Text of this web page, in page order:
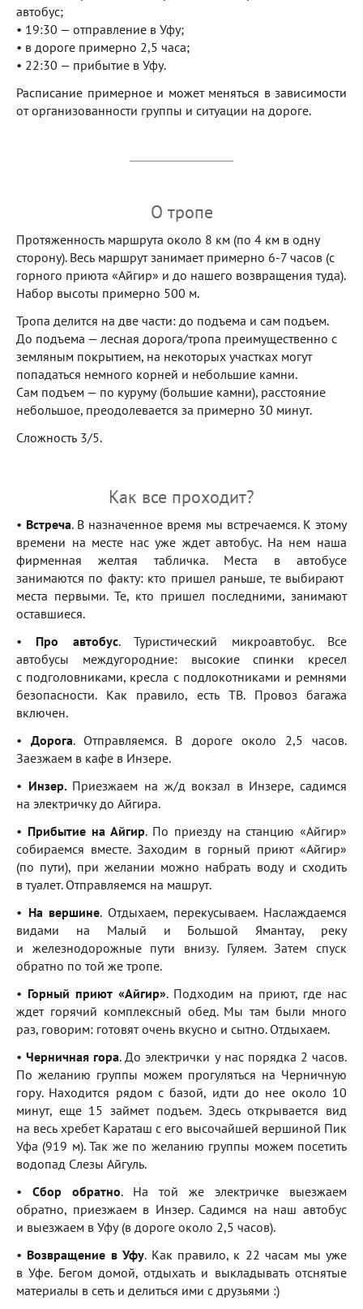
автобус;
• 19:30 — отправление в Уфу;
• в дороге примерно 2,5 часа;
• 22:30 — прибытие в Уфу.
Расписание примерное и может меняться в зависимости
от организованности группы и ситуации на дороге.
О тропе
Протяженность маршрута около 8 км (по 4 км в одну
сторону). Весь маршрут занимает примерно 6-7 часов (с
горного приюта «Айгир» и до нашего возвращения туда).
Набор высоты примерно 500 м.
Тропа делится на две части: до подъема и сам подъем.
До подъема — лесная дорога/тропа преимущественно с
земляным покрытием, на некоторых участках могут
попадаться немного корней и небольшие камни.
Сам подъем — по куруму (большие камни), расстояние
небольшое, преодолевается за примерно 30 минут.
Сложность 3/5.
Как все проходит?
• Встреча. В назначенное время мы встречаемся. К этому
времени на месте нас уже ждет автобус. На нем наша
фирменная желтая табличка. Места в автобусе
занимаются по факту: кто пришел раньше, те выбирают
места первыми. Те, кто пришел последними, занимают
оставшиеся.
• Про автобус. Туристический микроавтобус. Все
автобусы междугородние: высокие спинки кресел
с подголовниками, кресла с подлокотниками и ремнями
безопасности. Как правило, есть ТВ. Провоз багажа
включен.
•Дорога. Отправляемся. В дороге около 2,5 часов.
Заезжаем в кафе в Инзере.
• Инзер. Приезжаем на ж/д вокзал в Инзере, садимся
на электричку до Айгира.
• Прибытие на Айгир. По приезду на станцию «Айгир»
собираемся вместе. Заходим в горный приют «Айгир»
(по пути), при желании можно набрать воду и сходить
в туалет. Отправляемся на машрут.
• На вершине. Отдыхаем, перекусываем. Наслаждаемся
видами на Малый и Большой Ямантау, реку
и железнодорожные пути внизу. Гуляем. Затем спуск
обратно по той же тропе.
• Горный приют «Айгир». Подходим на приют, где нас
ждет горячий комплексный обед. Мы там были много
раз, говорим: готовят очень вкусно и сытно. Отдыхаем.
•Черничная гора. До электрички у нас порядка 2 часов.
По желанию группы можем прогуляться на Черничную
гору. Находится рядом с базой, идти до нее около 10
минут, еще 15 займет подъем. Здесь открывается вид
на весь хребет Караташ с его высочайшей вершиной Пик
Уфа (919 м). Так же по желанию группы можем посетить
водопад Слезы Айгуль.
• Сбор обратно. На той же электричке выезжаем
обратно, приезжаем в Инзер. Садимся на наш автобус
и выезжаем в Уфу (в дороге около 2,5 часов).
• Возвращение в Уфу. Как правило, к 22 часам мы уже
в Уфе. Бегом домой, отдыхать и выкладывать отснятые
материалы в сеть и делиться ими с друзьями :)